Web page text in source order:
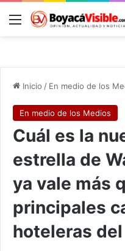
Menú
Inicio / En medio de los
En medio de los Medios
Cuál es la
estrella de
ya vale más
principales
hoteleras